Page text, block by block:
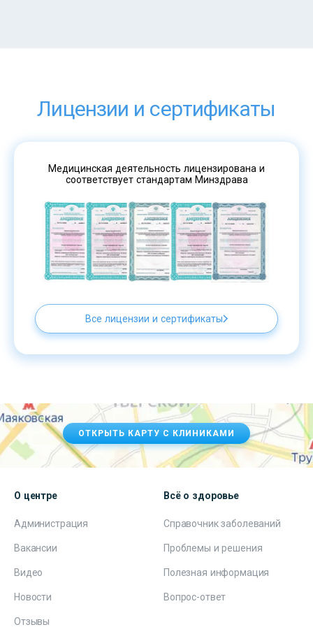
Лицензии и сертификаты
Медицинская деятельность лицензирована и
соответствует стандартам Минздрава
Все лицензии и сертификаты
ОТКРЫТЬ КАРТУ С КЛИНИКАМИ
О центре
Администрация
Вакансии
Видео
Новости
Отзывы
Всё о здоровье
Справочник заболеваний
Проблемы и решения
Полезная информация
Вопрос-ответ